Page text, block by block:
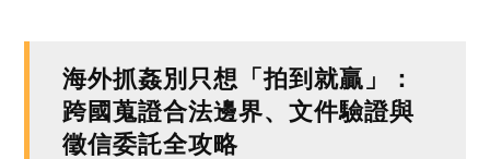
海外抓姦別只想「拍到就贏」：
跨國蒐證合法邊界、文件驗證與
徵信委託全攻略